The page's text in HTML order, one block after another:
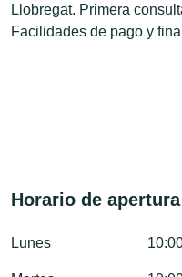
Llobregat. Primera
Facilidades de pago y
Horario de apertura
Lunes